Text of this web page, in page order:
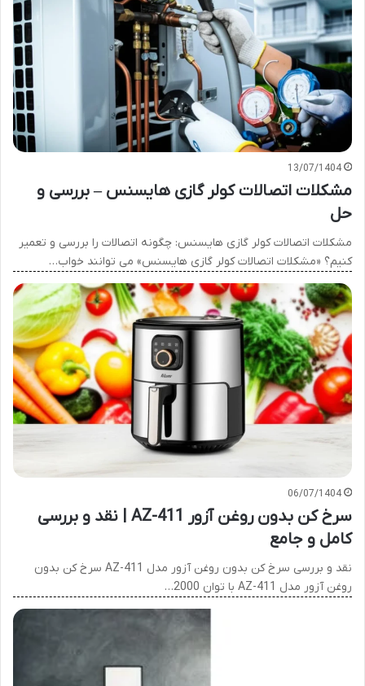
13/07/1404
مشکلات اتصالات کولر گازی هایسنس – بررسی و
حل
مشکلات اتصالات کولر گازی هایسنس: چگونه اتصالات را بررسی و تعمیر
کنیم؟ «مشکلات اتصالات کولر گازی هایسنس» می توانند خواب…
06/07/1404
سرخ کن بدون روغن آزور AZ-411 | نقد و بررسی
کامل و جامع
نقد و بررسی سرخ کن بدون روغن آزور مدل AZ-411 سرخ کن بدون
روغن آزور مدل AZ-411 با توان 2000…